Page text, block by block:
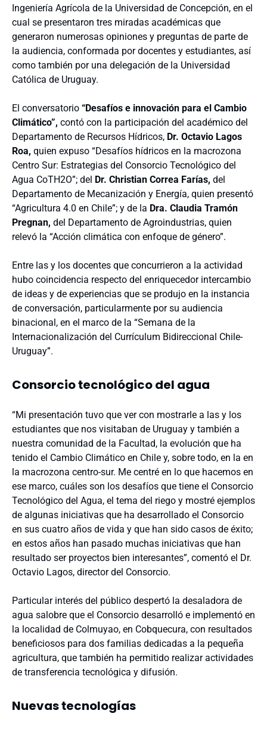
Ingeniería Agrícola de la Universidad de Concepción, en el
cual se presentaron tres miradas académicas que
generaron numerosas opiniones y preguntas de parte de
la audiencia, conformada por docentes y estudiantes, así
como también por una delegación de la Universidad
Católica de Uruguay.
El conversatorio “Desafíos e innovación para el Cambio
Climático”, contó con la participación del académico del
Departamento de Recursos Hídricos, Dr. Octavio Lagos
Roa, quien expuso “Desafíos hídricos en la macrozona
Centro Sur: Estrategias del Consorcio Tecnológico del
Agua CoTH2O”; del Dr. Christian Correa Farías, del
Departamento de Mecanización y Energía, quien presentó
“Agricultura 4.0 en Chile”; y de la Dra. Claudia Tramón
Pregnan, del Departamento de Agroindustrias, quien
relevó la “Acción climática con enfoque de género”.
Entre las y los docentes que concurrieron a la actividad
hubo coincidencia respecto del enriquecedor intercambio
de ideas y de experiencias que se produjo en la instancia
de conversación, particularmente por su audiencia
binacional, en el marco de la “Semana de la
Internacionalización del Currículum Bidireccional Chile-
Uruguay”.
Consorcio tecnológico del agua
“Mi presentación tuvo que ver con mostrarle a las y los
estudiantes que nos visitaban de Uruguay y también a
nuestra comunidad de la Facultad, la evolución que ha
tenido el Cambio Climático en Chile y, sobre todo, en la en
la macrozona centro-sur. Me centré en lo que hacemos en
ese marco, cuáles son los desafíos que tiene el Consorcio
Tecnológico del Agua, el tema del riego y mostré ejemplos
de algunas iniciativas que ha desarrollado el Consorcio
en sus cuatro años de vida y que han sido casos de éxito;
en estos años han pasado muchas iniciativas que han
resultado ser proyectos bien interesantes”, comentó el Dr.
Octavio Lagos, director del Consorcio.
Particular interés del público despertó la desaladora de
agua salobre que el Consorcio desarrolló e implementó en
la localidad de Colmuyao, en Cobquecura, con resultados
beneficiosos para dos familias dedicadas a la pequeña
agricultura, que también ha permitido realizar actividades
de transferencia tecnológica y difusión.
Nuevas tecnologías